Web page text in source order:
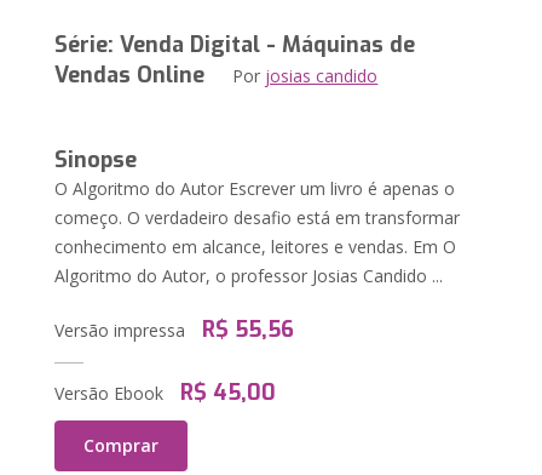
Série: Venda Digital - Máquinas de
Vendas Online
Por josias candido
Sinopse
O Algoritmo do Autor Escrever um livro é apenas o
começo. O verdadeiro desafio está em transformar
conhecimento em alcance, leitores e vendas. Em O
Algoritmo do Autor, o professor Josias Candido ...
Versão impressa R$ 55,56
Versão Ebook R$ 45,00
Comprar